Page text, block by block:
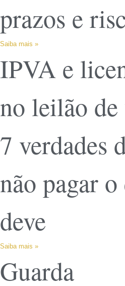
prazos e
Saiba mais »
IPVA e
no leilão
7 verdades
não pagar
deve
Saiba mais »
Guarda